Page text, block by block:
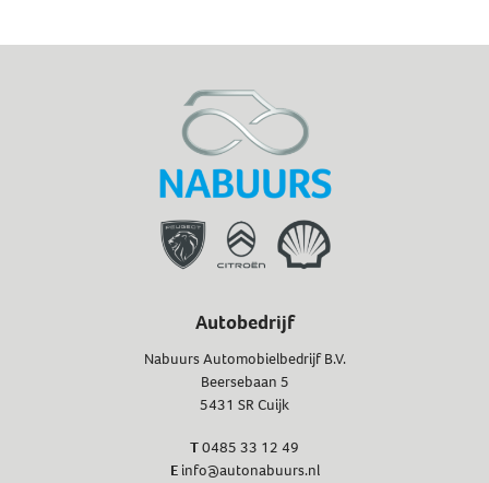
Autobedrijf
Nabuurs Automobielbedrijf B.V.
Beersebaan 5
5431 SR Cuijk
T0485 33 12 49
E info@autonabuurs.nl